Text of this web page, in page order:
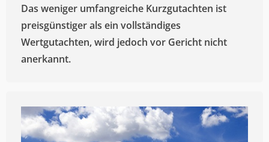
Das weniger umfangreiche Kurzgutachten ist
preisgünstiger als ein vollständiges
Wertgutachten, wird jedoch vor Gericht nicht
anerkannt.